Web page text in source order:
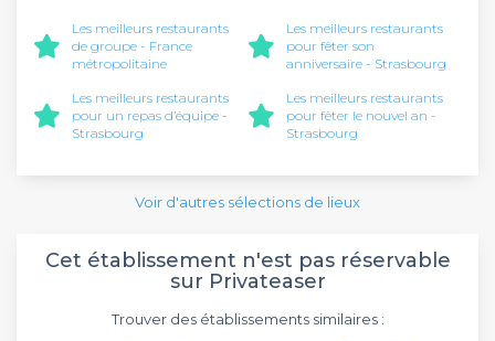
Les meilleurs restaurants
de groupe - France
métropolitaine
Les meilleurs restaurants
pour fêter son
anniversaire - Strasbourg
Les meilleurs restaurants
pour un repas d’équipe -
Strasbourg
Les meilleurs restaurants
pour fêter le nouvel an -
Strasbourg
Voir d'autres sélections de lieux
Cet établissement n'est pas réservable
sur Privateaser
Trouver des établissements similaires :